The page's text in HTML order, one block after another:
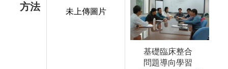
方法
未上傳圖片 未上傳圖片
基礎臨床整合
問題導向學習